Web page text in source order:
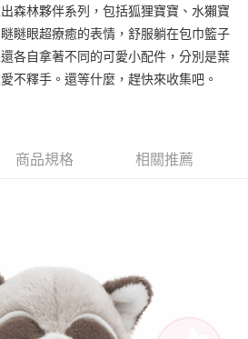
品之後才付款」的支付方式。 讓您購物簡單
】
先享後付」後，將跳轉至「AFTEE先享後付」
認金額後，即可完成結帳。
到繳費通知簡訊。
內，點擊此簡訊中的連結，可透過四大超商／
以上)免運費
含以上)免運費
森林夥伴系列，包括狐狸寶寶、水獺寶
瞇眼超療癒的表情，舒服躺在包巾籃子
各自拿著不同的可愛小配件，分別是葉
不釋手。還等什麼，趕快來收集吧。
商品規格 相關推薦